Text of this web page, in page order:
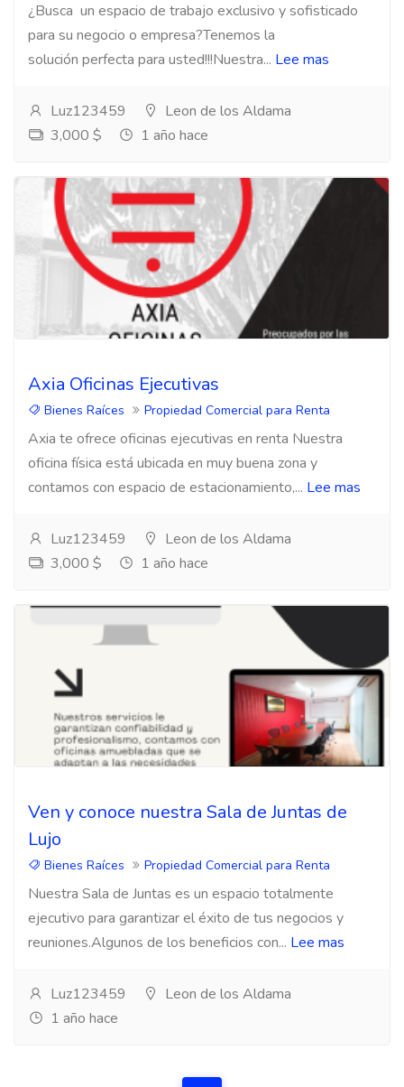
¿Busca un espacio de trabajo exclusivo y sofisticado
para su negocio o empresa?Tenemos la
solución perfecta para usted!!!Nuestra... Lee mas
Luz123459
Leon de los Aldama
3,000 $
1 año hace
Axia Oficinas Ejecutivas
Bienes Raíces Propiedad Comercial para Renta
Axia te ofrece oficinas ejecutivas en renta Nuestra
oficina física está ubicada en muy buena zona y
contamos con espacio de estacionamiento,... Lee mas
Luz123459
Leon de los Aldama
3,000 $
1 año hace
Ven y conoce nuestra Sala de Juntas de
Lujo
Bienes Raíces Propiedad Comercial para Renta
Nuestra Sala de Juntas es un espacio totalmente
ejecutivo para garantizar el éxito de tus negocios y
reuniones.Algunos de los beneficios con... Lee mas
Luz123459
Leon de los Aldama
1 año hace